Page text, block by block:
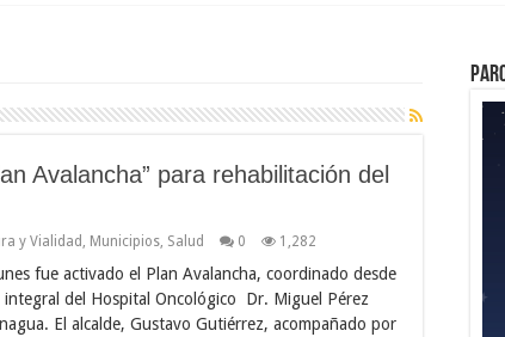
Avalancha” para rehabilitación del
y Vialidad Municipios Salud 0 1,282
fue activado el Plan Avalancha, coordinado desde
del Hospital Oncológico Dr. Miguel Pérez
El alcalde, Gustavo Gutiérrez, acompañado por